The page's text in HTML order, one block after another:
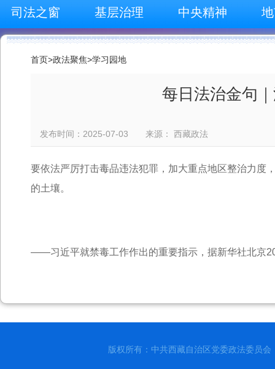
司法之窗 基层治理 中央精神
首页>政法聚焦>学习园地
每日法治金句
发布时间：2025-07-03 来源： 西藏政法
要依法严厉打击毒品违法犯罪，加大重点地区整治力度
的土壤。
——习近平就禁毒工作作出的重要指示，据新华社北京
版权所有：中共西藏自治区党委政法委员